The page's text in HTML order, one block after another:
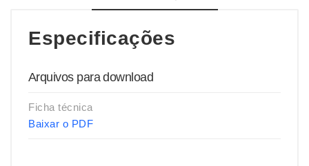
Especificações
Arquivos para download
Ficha técnica
Baixar o PDF